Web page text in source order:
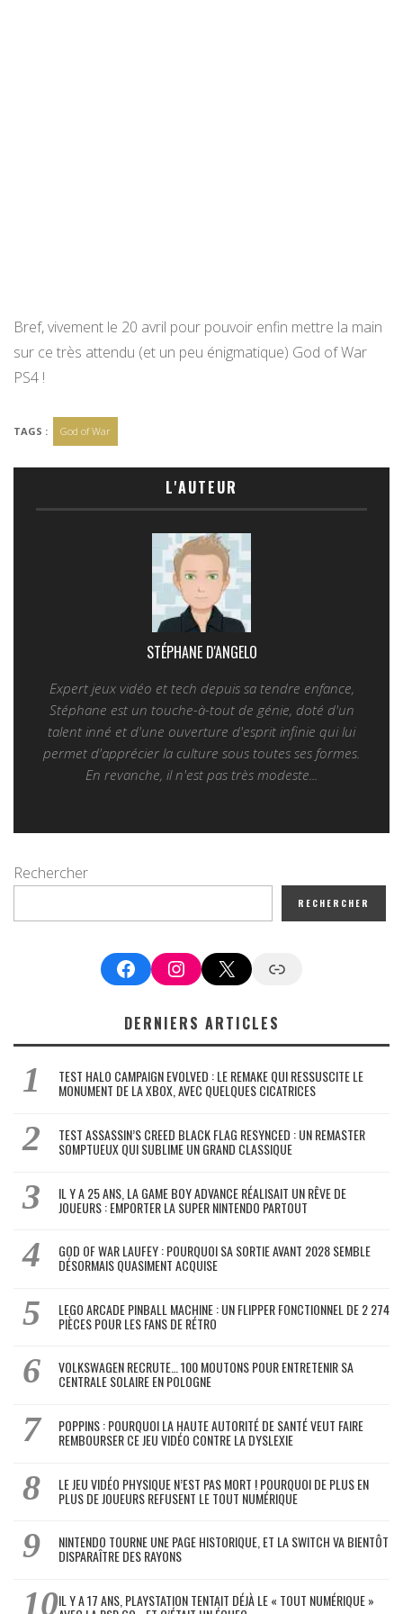
Bref, vivement le 20 avril pour pouvoir enfin mettre la main
sur ce très attendu (et un peu énigmatique) God of War
PS4 !
TAGS : God of War
L'AUTEUR
STÉPHANE D'ANGELO
Expert jeux vidéo et tech depuis sa tendre enfance,
Stéphane est un touche-à-tout de génie, doté d'un
talent inné et d'une ouverture d'esprit infinie qui lui
permet d'apprécier la culture sous toutes ses formes.
En revanche, il n'est pas très modeste...
Rechercher
RECHERCHER
FacebookInstagram
X Google News
DERNIERS ARTICLES
TEST HALO CAMPAIGN EVOLVED : LE REMAKE QUI RESSUSCITE LE
MONUMENT DE LA XBOX, AVEC QUELQUES CICATRICES
TEST ASSASSIN’S CREED BLACK FLAG RESYNCED : UN REMASTER
SOMPTUEUX QUI SUBLIME UN GRAND CLASSIQUE
IL Y A 25 ANS, LA GAME BOY ADVANCE RÉALISAIT UN RÊVE DE
JOUEURS : EMPORTER LA SUPER NINTENDO PARTOUT
GOD OF WAR LAUFEY : POURQUOI SA SORTIE AVANT 2028 SEMBLE
DÉSORMAIS QUASIMENT ACQUISE
LEGO ARCADE PINBALL MACHINE : UN FLIPPER FONCTIONNEL DE 2 274
PIÈCES POUR LES FANS DE RÉTRO
VOLKSWAGEN RECRUTE… 100 MOUTONS POUR ENTRETENIR SA
CENTRALE SOLAIRE EN POLOGNE
POPPINS : POURQUOI LA HAUTE AUTORITÉ DE SANTÉ VEUT FAIRE
REMBOURSER CE JEU VIDÉO CONTRE LA DYSLEXIE
LE JEU VIDÉO PHYSIQUE N’EST PAS MORT ! POURQUOI DE PLUS EN
PLUS DE JOUEURS REFUSENT LE TOUT NUMÉRIQUE
NINTENDO TOURNE UNE PAGE HISTORIQUE, ET LA SWITCH VA BIENTÔT
DISPARAÎTRE DES RAYONS
IL Y A 17 ANS, PLAYSTATION TENTAIT DÉJÀ LE « TOUT NUMÉRIQUE »